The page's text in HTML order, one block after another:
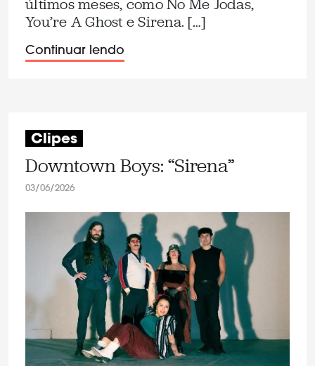
últimos meses, como No Me Jodas,
You’re A Ghost e Sirena. […]
Continuar lendo
Clipes
Downtown Boys: “Sirena”
03/06/2026